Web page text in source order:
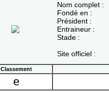
Nom complet :
Fondé en :
Président :
Entraineur :
Stade :
Site officiel :
Classement
e